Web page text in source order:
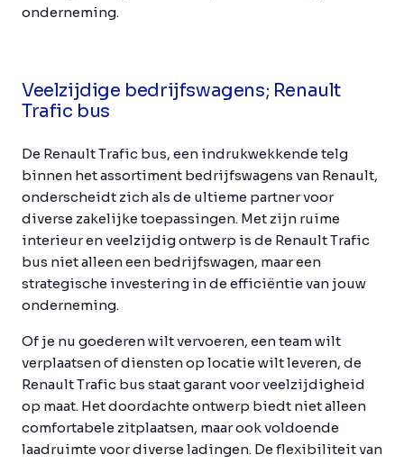
onderneming.
Veelzijdige bedrijfswagens; Renault
Trafic bus
De Renault Trafic bus, een indrukwekkende telg
binnen het assortiment bedrijfswagens van Renault,
onderscheidt zich als de ultieme partner voor
diverse zakelijke toepassingen. Met zijn ruime
interieur en veelzijdig ontwerp is de Renault Trafic
bus niet alleen een bedrijfswagen, maar een
strategische investering in de efficiëntie van jouw
onderneming.
Of je nu goederen wilt vervoeren, een team wilt
verplaatsen of diensten op locatie wilt leveren, de
Renault Trafic bus staat garant voor veelzijdigheid
op maat. Het doordachte ontwerp biedt niet alleen
comfortabele zitplaatsen, maar ook voldoende
laadruimte voor diverse ladingen. De flexibiliteit van